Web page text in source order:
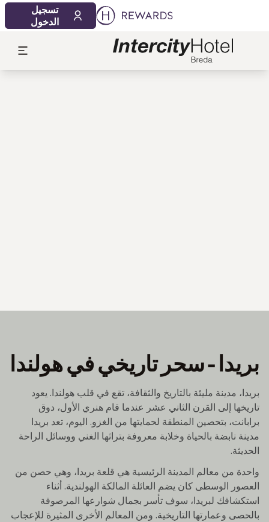
تسجيل
الدخول
بريدا - سحر تاريخي في هولندا
بريدا، مدينة مليئة بالتاريخ والثقافة، تقع في قلب هولندا. يعود
تاريخها إلى القرن الثاني عشر عندما قام هنري الأول، دوق
برابانت، بتحصين المنطقة لحمايتها من الغزو. اليوم، تعد بريدا
مدينة نابضة بالحياة وخلابة معروفة بتراثها الغني ووسائل الراحة
الحديثة.
واحدة من معالم المدينة الرئيسية هي قلعة بريدا، وهي حصن من
العصور الوسطى كان يضم العائلة المالكة الهولندية. أثناء
استكشافك لبريدا، سوف تأسر بجمال شوارعها المرصوفة
بالحصى وعمارتها التاريخية. ومن المعالم الأخرى المثيرة للإعجاب